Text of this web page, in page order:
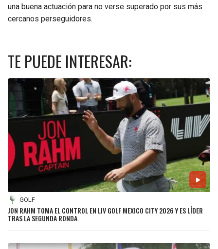
una buena actuación para no verse superado por sus más
cercanos perseguidores.
TE PUEDE INTERESAR:
GOLF
JON RAHM TOMA EL CONTROL EN LIV GOLF MEXICO CITY 2026 Y ES LÍDER
TRAS LA SEGUNDA RONDA